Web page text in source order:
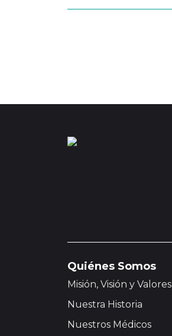
Quiénes Somos
Misión, Visión y Valores
Nuestra Historia
Nuestros Médicos